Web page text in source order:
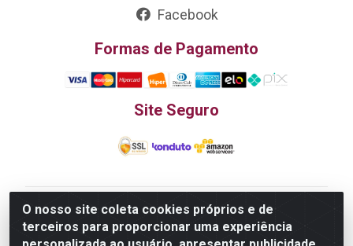
O nosso site coleta cookies próprios e de
terceiros para proporcionar uma experiência
Facebook
Formas de Pagamento
Site Seguro
Edn Utilidades Domésticas Importação e Exportação
LTDA - R. Edmundo Pinto da Cunha, LT APM 06, N 133 -